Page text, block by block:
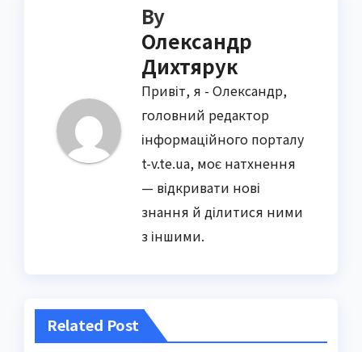
By
Олександр
Дихтярук
Привіт, я - Олександр,
головний редактор
інформаційного порталу
t-v.te.ua, моє натхнення
— відкривати нові
знання й ділитися ними
з іншими.
Related Post